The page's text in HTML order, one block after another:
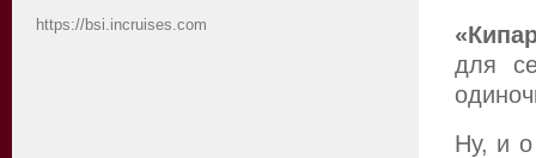
для
Ну, и
https://bsi.incruises.com